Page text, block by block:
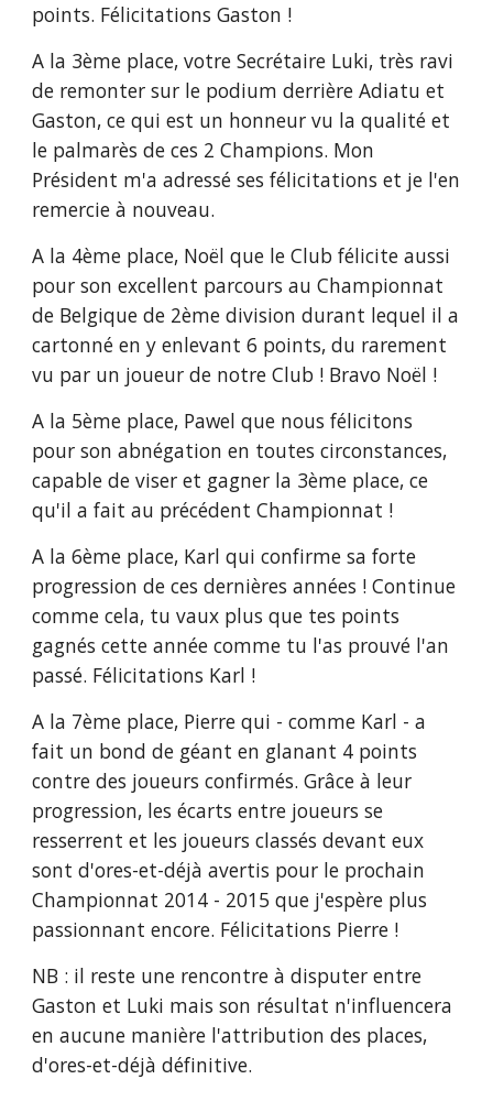
points. Félicitations Gaston !
A la 3ème place, votre Secrétaire Luki, très ravi
de remonter sur le podium derrière Adiatu et
Gaston, ce qui est un honneur vu la qualité et
le palmarès de ces 2 Champions. Mon
Président m'a adressé ses félicitations et je l'en
remercie à nouveau.
A la 4ème place, Noël que le Club félicite aussi
pour son excellent parcours au Championnat
de Belgique de 2ème division durant lequel il a
cartonné en y enlevant 6 points, du rarement
vu par un joueur de notre Club ! Bravo Noël !
A la 5ème place, Pawel que nous félicitons
pour son abnégation en toutes circonstances,
capable de viser et gagner la 3ème place, ce
qu'il a fait au précédent Championnat !
A la 6ème place, Karl qui confirme sa forte
progression de ces dernières années ! Continue
comme cela, tu vaux plus que tes points
gagnés cette année comme tu l'as prouvé l'an
passé. Félicitations Karl !
A la 7ème place, Pierre qui - comme Karl - a
fait un bond de géant en glanant 4 points
contre des joueurs confirmés. Grâce à leur
progression, les écarts entre joueurs se
resserrent et les joueurs classés devant eux
sont d'ores-et-déjà avertis pour le prochain
Championnat 2014 - 2015 que j'espère plus
passionnant encore. Félicitations Pierre !
NB : il reste une rencontre à disputer entre
Gaston et Luki mais son résultat n'influencera
en aucune manière l'attribution des places,
d'ores-et-déjà définitive.